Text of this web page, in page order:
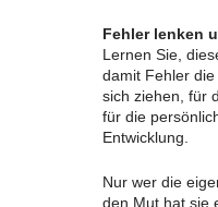
Fehler lenken
Lernen Sie,
damit Fehler
sich ziehen, für
für die
Entwicklung.
Nur wer die
den Mut hat sie